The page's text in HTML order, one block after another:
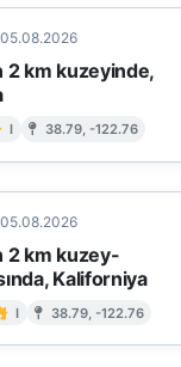
05.08.2026
2 km kuzeyinde,
I 38.79, -122.76
05.08.2026
2 km kuzey-
Kaliforniya
I 38.79, -122.76